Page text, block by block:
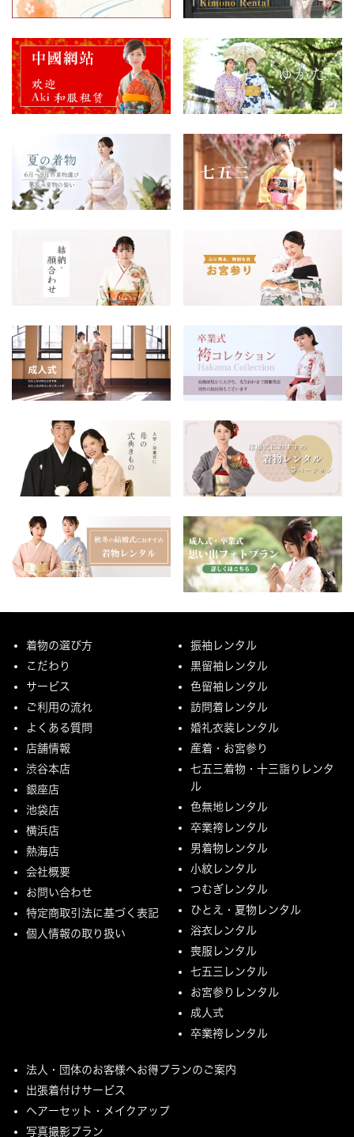
着物の選び方
こだわり
サービス
ご利用の流れ
よくある質問
店舗情報
渋谷本店
銀座店
池袋店
横浜店
熱海店
会社概要
お問い合わせ
特定商取引法に基づく表記
個人情報の取り扱い
振袖レンタル
黒留袖レンタル
色留袖レンタル
訪問着レンタル
婚礼衣装レンタル
産着・お宮参り
七五三着物・十三詣りレンタ
ル
色無地レンタル
卒業袴レンタル
男着物レンタル
小紋レンタル
つむぎレンタル
ひとえ・夏物レンタル
浴衣レンタル
喪服レンタル
七五三レンタル
お宮参りレンタル
成人式
卒業袴レンタル
法人・団体のお客様へお得プランのご案内
出張着付けサービス
ヘアーセット・メイクアップ
写真撮影プラン